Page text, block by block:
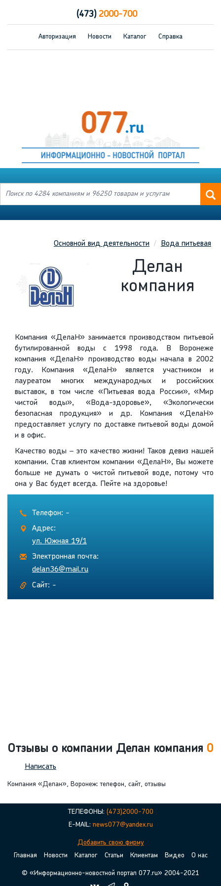
(473)2000-700
Авторизация Новости Каталог Справка
Основной вид деятельности Вода питьевая
Делан
компания
Компания «ДелаН» занимается производством питьевой
бутилированной воды с 1998 года. В Воронеже
компания «ДелаН» производство воды начала в 2002
году. Компания «ДелаН» является участником и
лауреатом многих международных и российских
выставок, в том числе «Питьевая вода России», «Мир
чистой воды», «Вода-здоровье», «Экологически
безопасная продукция» и др. Компания «ДелаН»
предоставляет услугу по доставке питьевой воды домой
и в офис.
Качество воды – это качество жизни! Таков девиз нашей
компании. Став клиентом компании «ДелаН», Вы можете
больше не думать о чистой питьевой воде, потому что
она у Вас будет всегда. Пейте на здоровье!
Телефон: -
Адрес:
ул. Южная 19/1
Электронная почта:
delan36@mail.ru
Сайт: -
Отзывы о компании Делан компания 0
Написать
Компания «Делан», Воронеж: телефон, сайт, отзывы
ТЕЛЕФОНЫ: (473)2000-700
E-MAIL: news077@yandex.ru
Добавить свою фирму
Главная
Новости Каталог Статьи Клиентам Видео О нас
© «Информационно-новостной портал 077.ru» 2004-2021